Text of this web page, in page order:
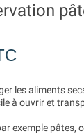
les aliments
à ouvrir et
exemple pâtes,